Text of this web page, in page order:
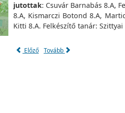
jutottak: Csuvár Barnabás 8.A,
8.A, Kismarczi Botond 8.A,
Kitti 8.A. Felkészítő tanár:
Előző Tovább